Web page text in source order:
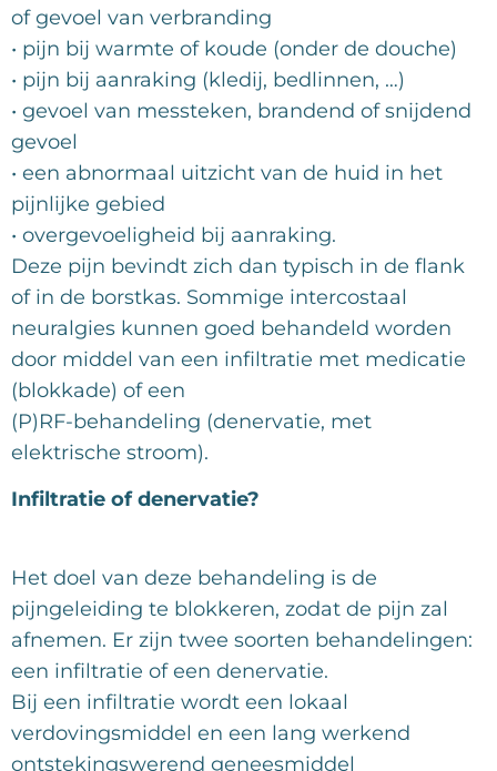
of gevoel van verbranding
• pijn bij warmte of koude (onder de douche)
• pijn bij aanraking (kledij, bedlinnen, …)
• gevoel van messteken, brandend of snijdend
gevoel
• een abnormaal uitzicht van de huid in het
pijnlijke gebied
• overgevoeligheid bij aanraking.
Deze pijn bevindt zich dan typisch in de flank
of in de borstkas. Sommige intercostaal
neuralgies kunnen goed behandeld worden
door middel van een infiltratie met medicatie
(blokkade) of een
(P)RF-behandeling (denervatie, met
elektrische stroom).
Infiltratie of denervatie?
Het doel van deze behandeling is de
pijngeleiding te blokkeren, zodat de pijn zal
afnemen. Er zijn twee soorten behandelingen:
een infiltratie of een denervatie.
Bij een infiltratie wordt een lokaal
verdovingsmiddel en een lang werkend
ontstekingswerend geneesmiddel